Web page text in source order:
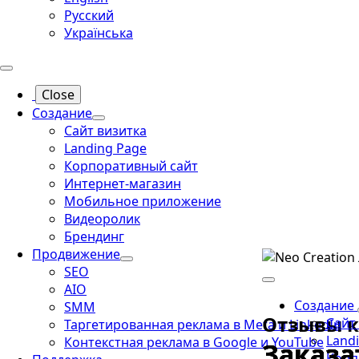
Русский
Українська
Close
Создание
Сайт визитка
Landing Page
Корпоративный сайт
Интернет-магазин
Мобильное приложение
Видеоролик
Брендинг
Продвижение
SEO
AIO
SMM
Таргетированная реклама в Meta и LinkedIn
Контекстная реклама в Google и YouTube
Отзывы
Создание
Сайт